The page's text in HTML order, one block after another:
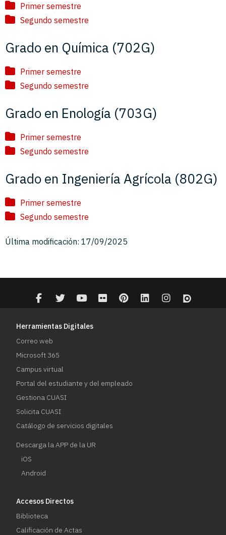
Primer semestre
Segundo semestre
Grado en Química (702G)
Primer semestre
Segundo semestre
Grado en Enología (703G)
Primer semestre
Segundo semestre
Grado en Ingeniería Agrícola (802G)
Primer semestre
Segundo semestre
Última modificación: 17/09/2025
Herramientas Digitales
Correo web
Microsoft 365
Campus virtual
Portal del estudiante y del empleado
Gestiona CUASI
Solicita CUASI
Catálogo de servicios digitales
Descarga la APP de la UR
iOS
Android
Accesos Directos
Biblioteca
Calificación de Actas